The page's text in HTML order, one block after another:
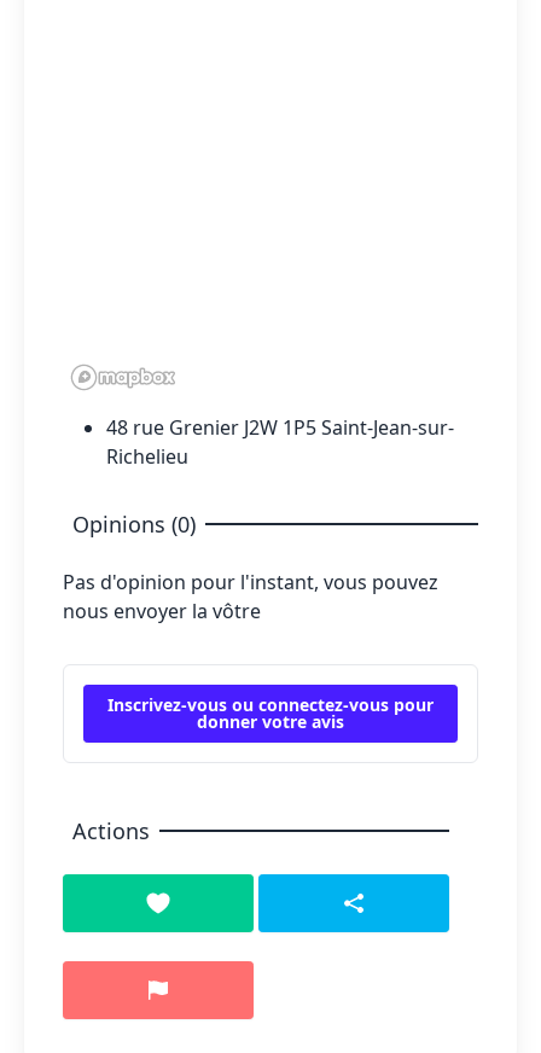
48 rue Grenier J2W 1P5 Saint-Jean-sur-
Richelieu
Opinions (0)
Pas d'opinion pour l'instant, vous pouvez
nous envoyer la vôtre
Inscrivez-vous ou connectez-vous pour
donner votre avis
Actions